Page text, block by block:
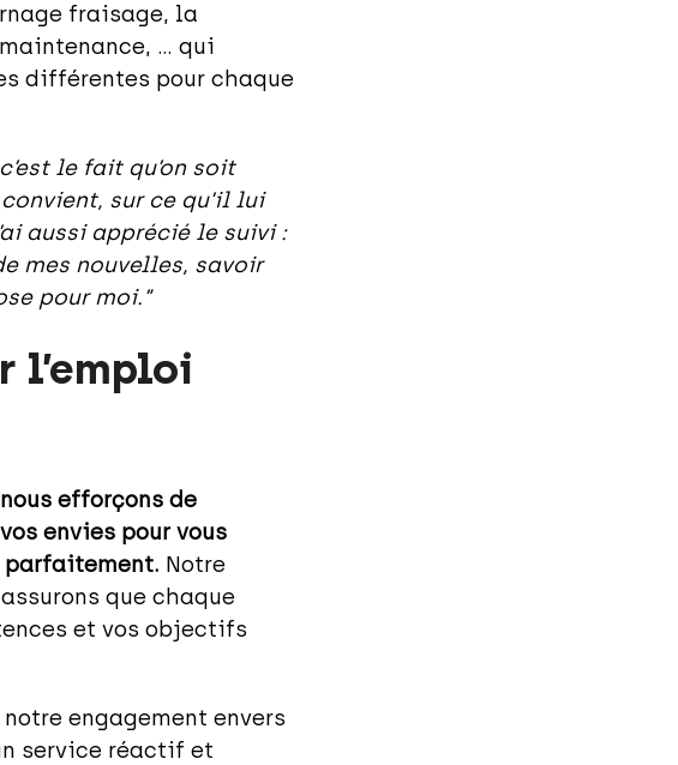
fraisage, la
… qui
différentes pour chaque
le fait qu’on soit
sur ce qu’il lui
aussi apprécié le suivi :
mes nouvelles, savoir
pour moi.”
l’emploi
efforçons de
envies pour vous
parfaitement. Notre
que chaque
et vos objectifs
notre engagement envers
service réactif et